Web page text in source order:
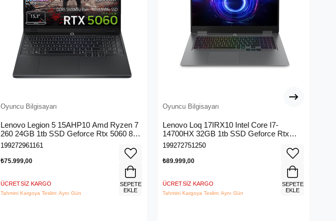
Oyuncu Bilgisayarı
Lenovo Legion 5 15AHP10 Amd Ryzen 7
260 24GB 1tb SSD Geforce Rtx 5060 8gb
(115W) 15.3" Wuxga IPS Panel 165Hz
83M00070TR
199272961161
₺75.999,00
ÜCRETSIZ KARGO
Tahmini Kargoya Teslim: Aynı Gün
SEPETE
EKLE
Oyuncu Bilgisayarı
Lenovo Loq 17IRX10 Intel Core I7-
14700HX 32GB 1tb SSD Geforce Rtx
5070 8gb (115W) 17.3" Fhd IPS Panel
83JH00BCTR
199272751250
₺89.999,00
ÜCRETSIZ KARGO
Tahmini Kargoya Teslim: Aynı Gün
SEPETE
EKLE